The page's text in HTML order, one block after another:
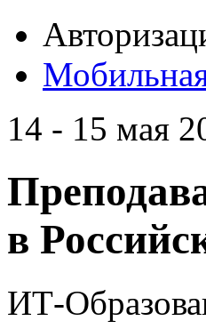
14 - 15 мая
в
ИТ-